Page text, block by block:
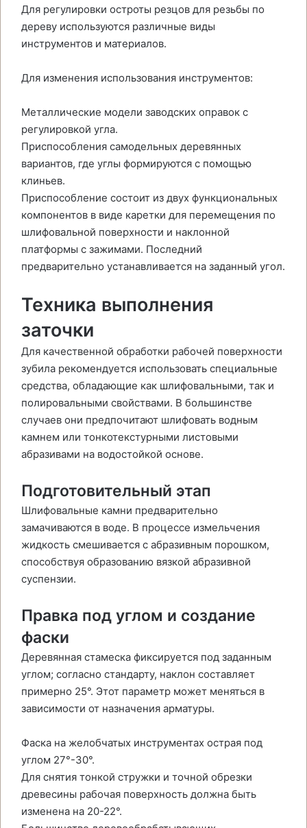
Для регулировки остроты резцов для резьбы по
дереву используются различные виды
инструментов и материалов.
Для изменения использования инструментов:
Металлические модели заводских оправок с
регулировкой угла.
Приспособления самодельных деревянных
вариантов, где углы формируются с помощью
клиньев.
Приспособление состоит из двух функциональных
компонентов в виде каретки для перемещения по
шлифовальной поверхности и наклонной
платформы с зажимами. Последний
предварительно устанавливается на заданный угол.
Техника выполнения
заточки
Для качественной обработки рабочей поверхности
зубила рекомендуется использовать специальные
средства, обладающие как шлифовальными, так и
полировальными свойствами. В большинстве
случаев они предпочитают шлифовать водным
камнем или тонкотекстурными листовыми
абразивами на водостойкой основе.
Подготовительный этап
Шлифовальные камни предварительно
замачиваются в воде. В процессе измельчения
жидкость смешивается с абразивным порошком,
способствуя образованию вязкой абразивной
суспензии.
Правка под углом и создание
фаски
Деревянная стамеска фиксируется под заданным
углом; согласно стандарту, наклон составляет
примерно 25°. Этот параметр может меняться в
зависимости от назначения арматуры.
Фаска на желобчатых инструментах острая под
углом 27°-30°.
Для снятия тонкой стружки и точной обрезки
древесины рабочая поверхность должна быть
изменена на 20-22°.